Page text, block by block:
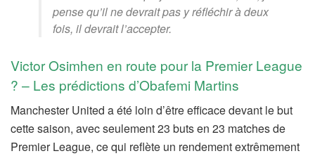
pense qu’il ne devrait pas y réfléchir à deux
fois, il devrait l’accepter.
Victor Osimhen en route pour la Premier League
? – Les prédictions d’Obafemi Martins
Manchester United a été loin d’être efficace devant le but
cette saison, avec seulement 23 buts en 23 matches de
Premier League, ce qui reflète un rendement extrêmement